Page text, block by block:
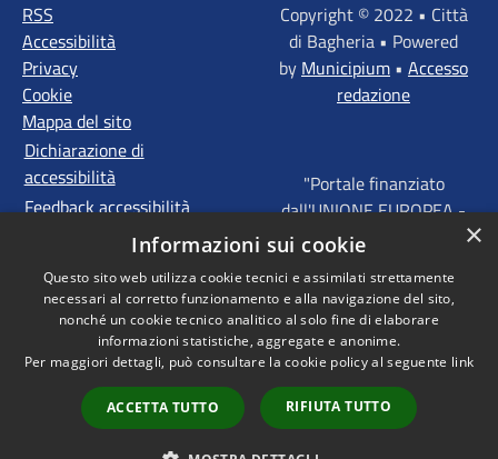
RSS
Accessibilità
Privacy
Cookie
Mappa del sito
Dichiarazione di
accessibilità
Feedback accessibilità
Copyright © 2022 • Città
di Bagheria • Powered
by Municipium • Accesso
redazione
"Portale finanziato
dall'UNIONE EUROPEA -
FONDI STRUTTURALI
EUROPEI - Programma
Operativo FESR Sicilia
2014 - 2020 Agenda
Urbana ITI "Palermo -
Bagheria"
×
Informazioni sui cookie
Questo sito web utilizza cookie tecnici e assimilati strettamente
necessari al corretto funzionamento e alla navigazione del sito,
nonché un cookie tecnico analitico al solo fine di elaborare
informazioni statistiche, aggregate e anonime.
Per maggiori dettagli, può consultare la cookie policy al seguente link
ACCETTA TUTTO RIFIUTA TUTTO